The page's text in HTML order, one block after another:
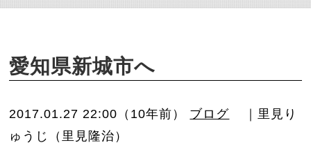
愛知県新城市へ
2017.01.27 22:00（10年前） ブログ
｜里見り
ゅうじ（里見隆治）